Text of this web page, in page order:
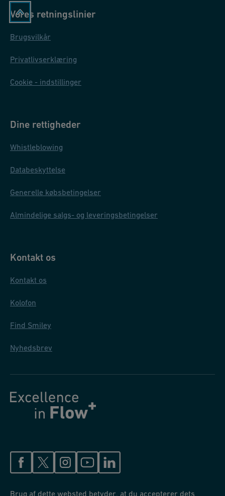
Vores retningslinier
Brugsvilkår
Privatlivserklæring
Cookie - indstillinger
Dine rettigheder
Whistleblowing
Databeskyttelse
Generelle købsbetingelser
Almindelige salgs- og leveringsbetingelser
Kontakt os
Kontakt os
Kolofon
Find Smiley
Nyhedsbrev
Brug af dette websted betyder, at du accepterer dets